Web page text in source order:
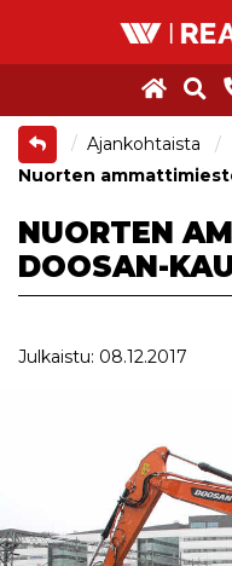
Ajankohtaista
Nuorten
NUORTEN
DOOSAN-
Julkaistu: 08.12.2017